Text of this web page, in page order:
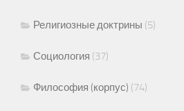
Религиозные доктрины (5)
Социология (37)
Философия (корпус) (74)